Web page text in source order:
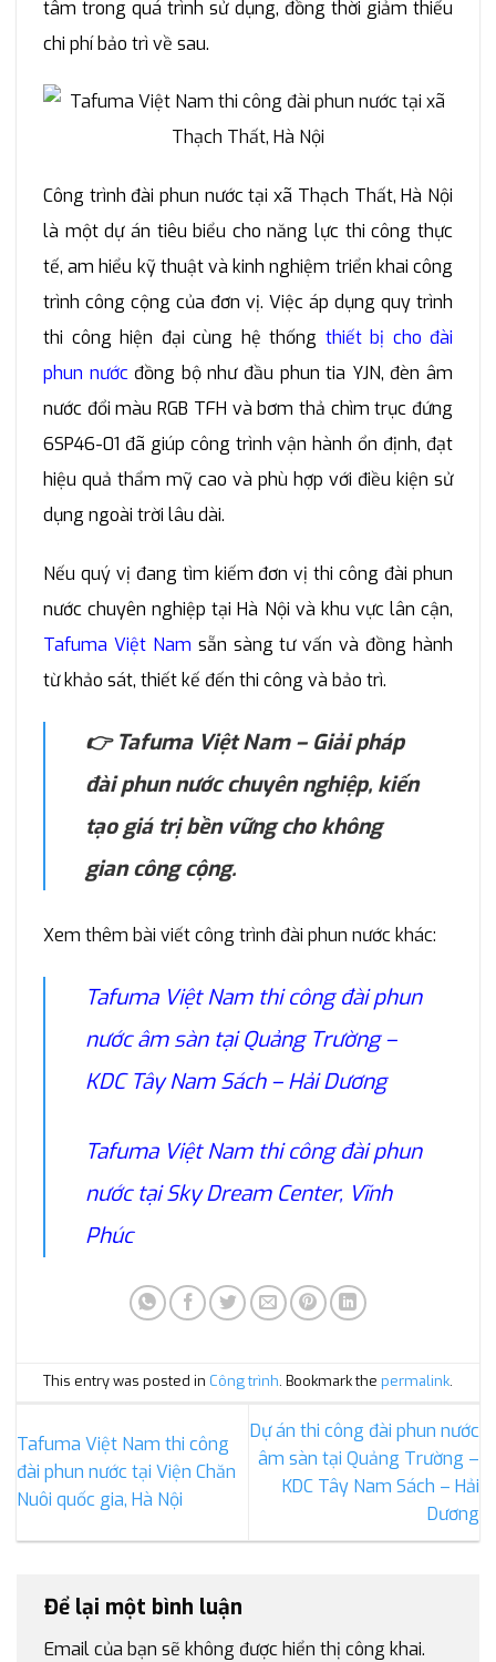
tâm trong quá trình sử dụng, đồng thời giảm thiểu
chi phí bảo trì về sau.
Công trình đài phun nước tại xã Thạch Thất, Hà Nội
là một dự án tiêu biểu cho năng lực thi công thực
tế, am hiểu kỹ thuật và kinh nghiệm triển khai công
trình công cộng của đơn vị. Việc áp dụng quy trình
thi công hiện đại cùng hệ thống thiết bị cho đài
phun nướcđồng bộ như đầu phun tia YJN, đèn âm
nước đổi màu RGB TFH và bơm thả chìm trục đứng
6SP46-01 đã giúp công trình vận hành ổn định, đạt
hiệu quả thẩm mỹ cao và phù hợp với điều kiện sử
dụng ngoài trời lâu dài.
Nếu quý vị đang tìm kiếm đơn vị thi công đài phun
nước chuyên nghiệp tại Hà Nội và khu vực lân cận,
Tafuma Việt Nam sẵn sàng tư vấn và đồng hành
từ khảo sát, thiết kế đến thi công và bảo trì.
👉 Tafuma Việt Nam – Giải pháp
đài phun nước chuyên nghiệp, kiến
tạo giá trị bền vững cho không
gian công cộng.
Xem thêm bài viết công trình đài phun nước khác:
Tafuma Việt Nam thi công đài phun
nước âm sàn tại Quảng Trường –
KDC Tây Nam Sách – Hải Dương
Tafuma Việt Nam thi công đài phun
nước tại Sky Dream Center, Vĩnh
Phúc
This entry was posted in Công trình. Bookmark the permalink.
Tafuma Việt Nam thi công
đài phun nước tại Viện Chăn
Nuôi quốc gia, Hà Nội
Dự án thi công đài phun nước
âm sàn tại Quảng Trường –
KDC Tây Nam Sách – Hải
Dương
Để lại một bình luận
Email của bạn sẽ không được hiển thị công khai.